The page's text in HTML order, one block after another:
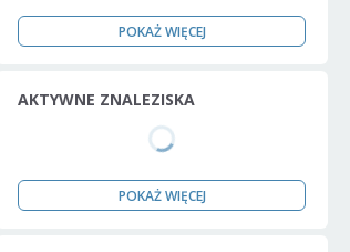
POKAŻ WIĘCEJ
AKTYWNE ZNALEZISKA
POKAŻ WIĘCEJ